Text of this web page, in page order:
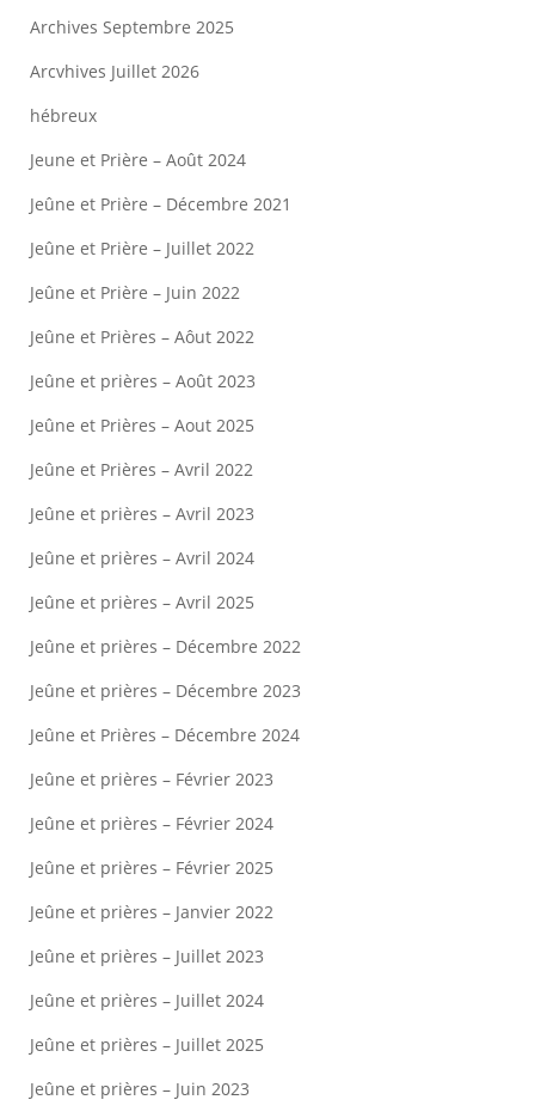
Archives Septembre 2025
Arcvhives Juillet 2026
hébreux
Jeune et Prière – Août 2024
Jeûne et Prière – Décembre 2021
Jeûne et Prière – Juillet 2022
Jeûne et Prière – Juin 2022
Jeûne et Prières – Aôut 2022
Jeûne et prières – Août 2023
Jeûne et Prières – Aout 2025
Jeûne et Prières – Avril 2022
Jeûne et prières – Avril 2023
Jeûne et prières – Avril 2024
Jeûne et prières – Avril 2025
Jeûne et prières – Décembre 2022
Jeûne et prières – Décembre 2023
Jeûne et Prières – Décembre 2024
Jeûne et prières – Février 2023
Jeûne et prières – Février 2024
Jeûne et prières – Février 2025
Jeûne et prières – Janvier 2022
Jeûne et prières – Juillet 2023
Jeûne et prières – Juillet 2024
Jeûne et prières – Juillet 2025
Jeûne et prières – Juin 2023